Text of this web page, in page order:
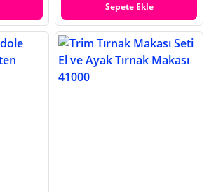
Sepete Ekle